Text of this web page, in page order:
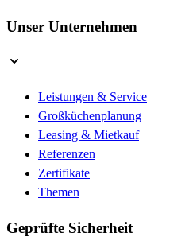
Unser Unternehmen
Leistungen & Service
Großküchenplanung
Leasing & Mietkauf
Referenzen
Zertifikate
Themen
Geprüfte Sicherheit